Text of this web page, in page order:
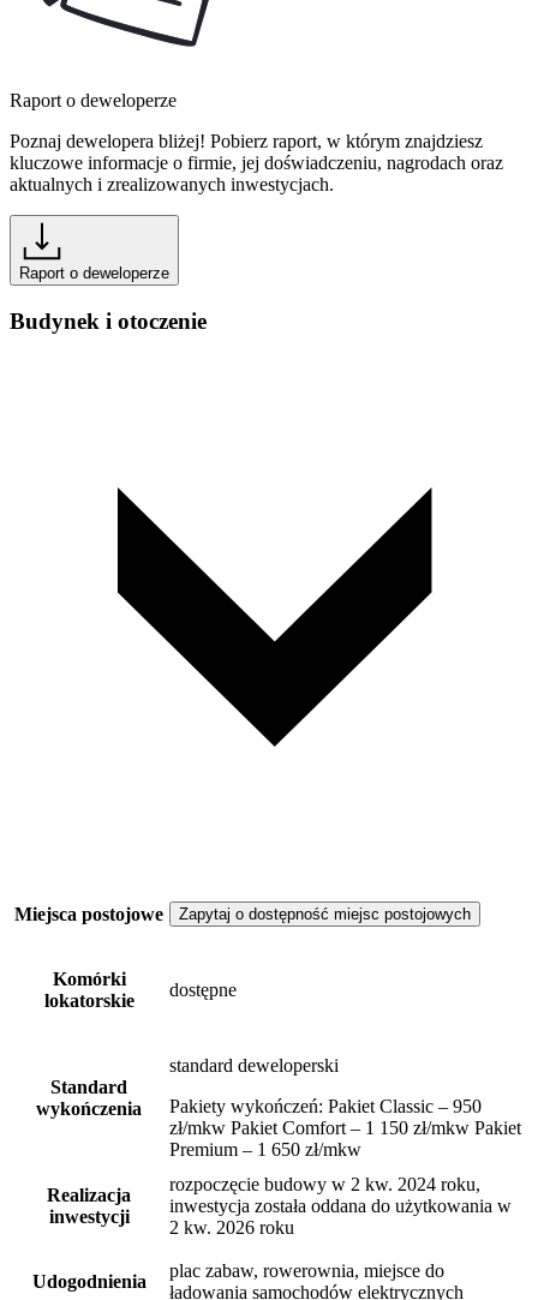
Raport o deweloperze
Poznaj dewelopera bliżej! Pobierz raport, w którym znajdziesz
kluczowe informacje o firmie, jej doświadczeniu, nagrodach oraz
aktualnych i zrealizowanych inwestycjach.
Raport o deweloperze
Budynek i otoczenie
Miejsca postojowe Zapytaj o dostępność miejsc postojowych
Komórki
lokatorskie
dostępne
Standard
wykończenia
standard deweloperski
Pakiety wykończeń: Pakiet Classic – 950
zł/mkw Pakiet Comfort – 1 150 zł/mkw Pakiet
Premium – 1 650 zł/mkw
Realizacja
inwestycji
rozpoczęcie budowy w 2 kw. 2024 roku,
inwestycja została oddana do użytkowania w
2 kw. 2026 roku
Udogodnienia
plac zabaw, rowerownia, miejsce do
ładowania samochodów elektrycznych